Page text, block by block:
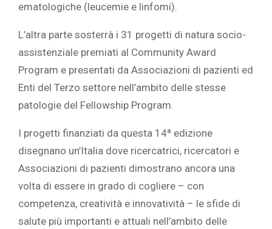
ematologiche (leucemie e linfomi).
L’altra parte sosterrà i 31 progetti di natura socio-
assistenziale premiati al Community Award
Program e presentati da Associazioni di pazienti ed
Enti del Terzo settore nell’ambito delle stesse
patologie del Fellowship Program.
I progetti finanziati da questa 14ª edizione
disegnano un’Italia dove ricercatrici, ricercatori e
Associazioni di pazienti dimostrano ancora una
volta di essere in grado di cogliere – con
competenza, creatività e innovatività – le sfide di
salute più importanti e attuali nell’ambito delle